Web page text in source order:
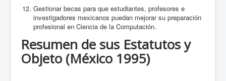
Gestionar becas para que estudiantes, profesores e
investigadores mexicanos puedan mejorar su preparación
profesional en Ciencia de la Computación.
Resumen de sus Estatutos y
Objeto (México 1995)